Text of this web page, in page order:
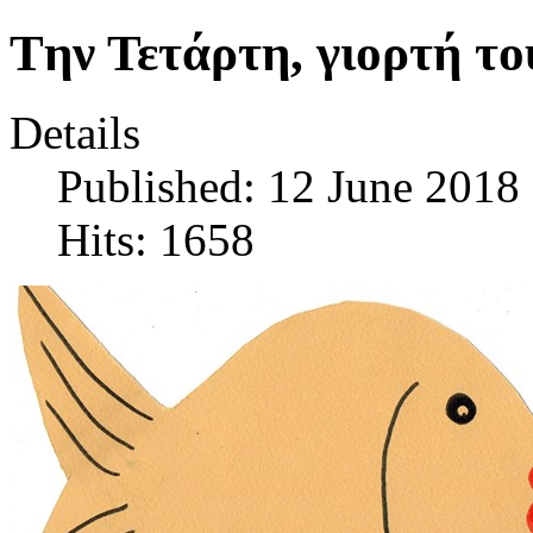
Tην Τετάρτη, γιορτή
Details
Published: 12 June 2018
Hits: 1658